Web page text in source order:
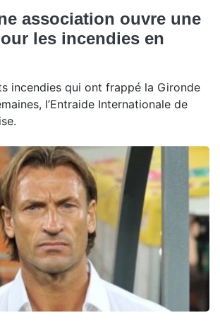
association ouvre une
les incendies en
incendies qui ont frappé la Gironde
l’Entraide Internationale de